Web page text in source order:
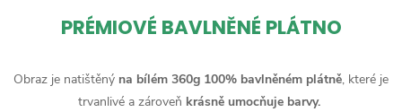
PRÉMIOVÉ BAVLNĚNÉ PLÁTNO
Obraz je natištěný na bílém 360g 100% bavlněném plátně, které je
trvanlivé a zároveň krásně umocňuje barvy.